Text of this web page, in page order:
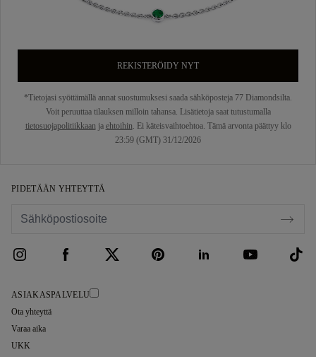
REKISTERÖIDY NYT
*Tietojasi syöttämällä annat suostumuksesi saada sähköposteja 77 Diamondsilta.
Voit peruuttaa tilauksen milloin tahansa. Lisätietoja saat tutustumalla
tietosuojapolitiikkaanja ehtoihin. Ei käteisvaihtoehtoa. Tämä arvonta päättyy klo
23:59 (GMT) 31/12/2026
PIDETÄÄN YHTEYTTÄ
ASIAKASPALVELU
Ota yhteyttä
Varaa aika
UKK